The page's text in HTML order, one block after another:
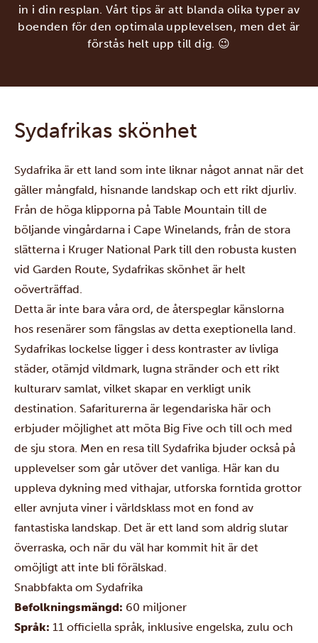
in i din resplan. Vårt tips är att blanda olika typer av
boenden för den optimala upplevelsen, men det är
förstås helt upp till dig. 😉
Sydafrikas skönhet
Sydafrika är ett land som inte liknar något annat när det
gäller mångfald, hisnande landskap och ett rikt djurliv.
Från de höga klipporna på Table Mountain till de
böljande vingårdarna i Cape Winelands, från de stora
slätterna i Kruger National Park till den robusta kusten
vid Garden Route, Sydafrikas skönhet är helt
oöverträffad.
Detta är inte bara våra ord, de återspeglar känslorna
hos resenärer som fängslas av detta exeptionella land.
Sydafrikas lockelse ligger i dess kontraster av livliga
städer, otämjd vildmark, lugna stränder och ett rikt
kulturarv samlat, vilket skapar en verkligt unik
destination. Safariturerna är legendariska här och
erbjuder möjlighet att möta Big Five och till och med
de sju stora. Men en resa till Sydafrika bjuder också på
upplevelser som går utöver det vanliga. Här kan du
uppleva dykning med vithajar, utforska forntida grottor
eller avnjuta viner i världsklass mot en fond av
fantastiska landskap. Det är ett land som aldrig slutar
överraska, och när du väl har kommit hit är det
omöjligt att inte bli förälskad.
Snabbfakta om Sydafrika
Befolkningsmängd: 60 miljoner
Språk: 11 officiella språk, inklusive engelska, zulu och